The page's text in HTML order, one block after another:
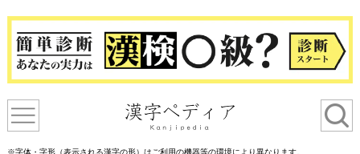
※字体・字形（表示される漢字の形）はご利用の機器等の環境により異なります。